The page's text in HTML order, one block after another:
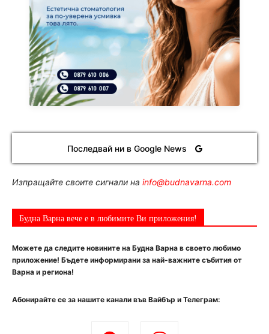
Последвай ни в Google News
Изпращайте своите сигнали на info@budnavarna.com
Будна Варна вече е в любимите Ви приложения!
Можете да следите новините на Будна Варна в своето любимо
приложение! Бъдете информирани за най-важните събития от
Варна и региона!
Абонирайте се за нашите канали във Вайбър и Телеграм: